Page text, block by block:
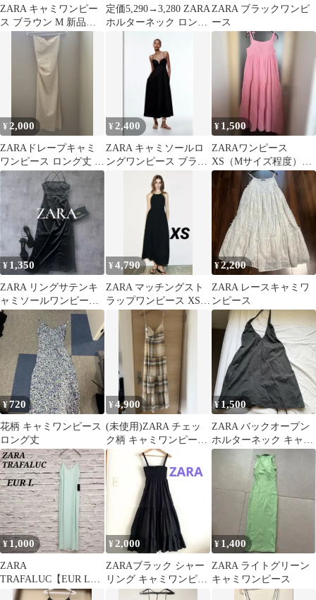
ZARA キャミワンピー
ス ブラウン M 新品タ
グ付き
定価5,290→3,280 ZARA
ホルターネック ロング
ZARA ブラックワンピ
ース
¥ 2,000
ZARAドレープキャミ
ワンピース ロング丈 ベ
ージュ
¥ 2,400
ZARA キャミソールロ
ングワンピース ブラッ
¥ 1,500
ZARAワンピース
XS（Mサイズ程度）ピ
ンク
¥ 1,350
ZARA リングサテンキ
ャミソールワンピース
マキシ丈スリット入り
¥4,790
ZARA マッチングスト
ラップワンピース XS
ブラック 新品
¥2,200
ZARA レースキャミワ
ンピース
¥720
花柄 キャミワンピース
ロング丈
¥4,900
(未使用)ZARA チェッ
ク柄 キャミワンピース
XS
¥ 1,500
ZARA バックオープン
ホルターネック キャミ
ワンピース ブラック
¥1,000
ZARA
TRAFALUC【EUR L】
美品 未使用品 マキシ丈
¥2,000
ZARAブラック シャー
リング キャミワンピー
ス ロング丈 美品
¥ 1,400
ZARA ライトグリーン
キャミワンピース